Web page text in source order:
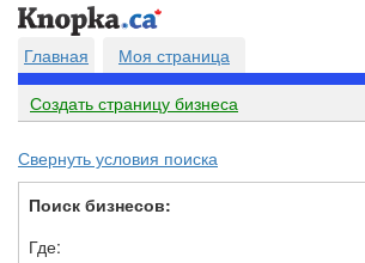
Главная
Моя страница
Создать страницу бизнеса
Свернуть условия поиска
Поиск бизнесов:
Где: